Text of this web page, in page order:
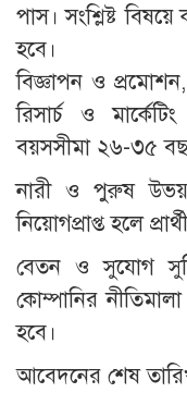
পাস। সংশ্লিষ্ট
হবে।
বিজ্ঞাপন ও প্রমোশন,
রিসার্চ ও
বয়সসীমা ২৬-৩৫
নারী ও পুরুষ উভয়
নিয়োগপ্রাপ্ত হলে
বেতন ও সুযোগ
কোম্পানির
হবে।
আবেদনের শেষ